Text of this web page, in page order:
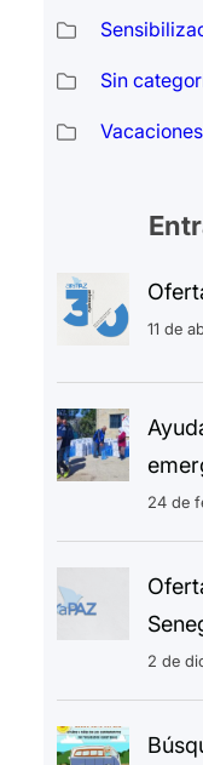
Sin
11 de
24 de
2 de